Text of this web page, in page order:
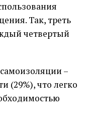
Так, треть
четвертый
–
(29%), что легко